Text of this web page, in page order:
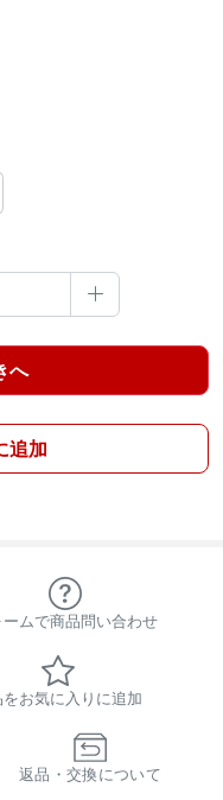

へ
追加
ームで商品問い合わせ
お気に入りに追加
返品・交換について